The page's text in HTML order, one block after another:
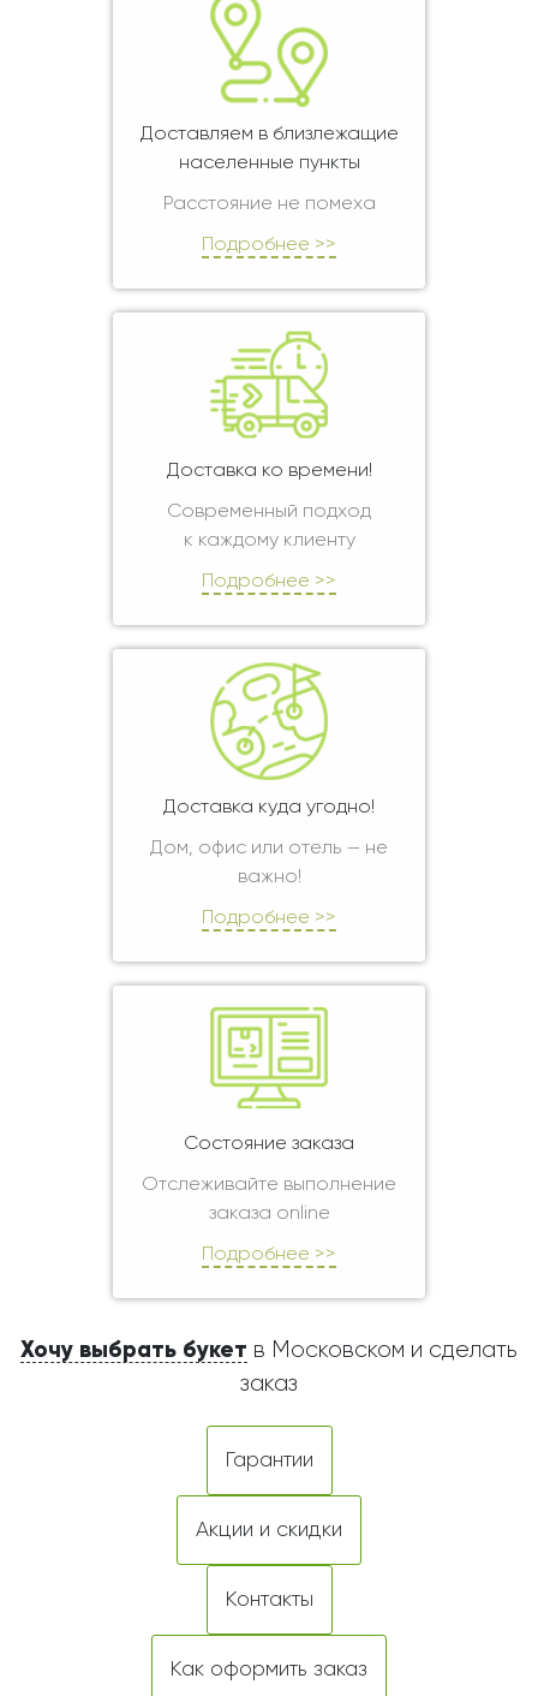
Доставляем в близлежащие
населенные пункты
Расстояние не помеха
Подробнее >>
Доставка ко времени!
Современный подход
к каждому клиенту
Подробнее >>
Доставка куда угодно!
Дом, офис или отель — не
важно!
Подробнее >>
Состояние заказа
Отслеживайте выполнение
заказа online
Подробнее >>
Хочу выбрать букет в Московском и сделать
заказ
Гарантии
Акции и скидки
Контакты
Как оформить заказ